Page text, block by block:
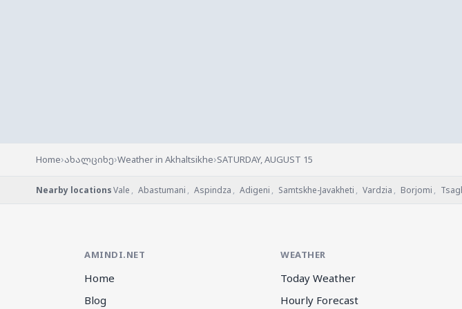
Home›ახალციხე›Weather in Akhaltsikhe›SATURDAY, AUGUST 15
Nearby locationsVale , Abastumani , Aspindza , Adigeni , Samtskhe-Javakheti , Vardzia , Borjomi ,
AMINDI.NET
Home
Blog
WEATHER
Today Weather
Hourly Forecast